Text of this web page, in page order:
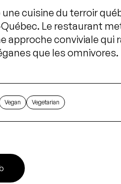
une cuisine du terroir
Le restaurant
approche conviviale qui
que les omnivores.
Vegan Vegetarian